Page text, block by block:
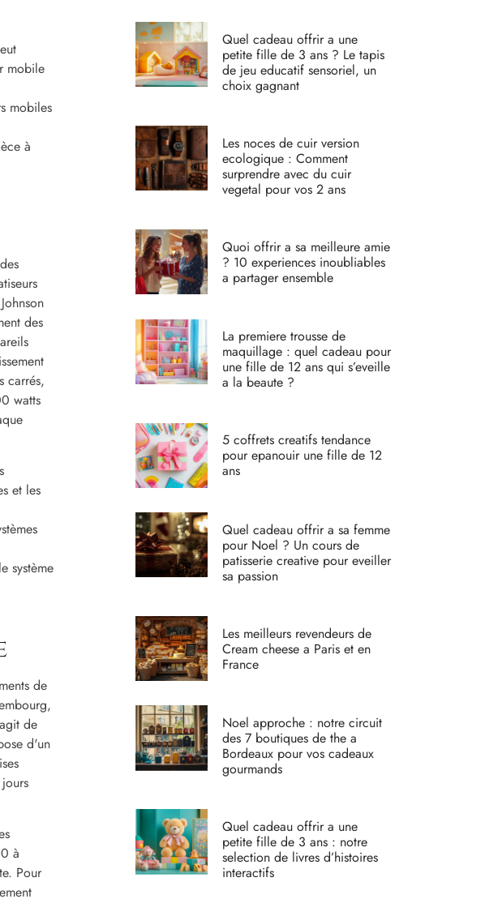
mobile
mobiles
à
des
carrés,
watts
et les
système
de
de
d'un
à
Pour
Quel cadeau offrir a une
petite fille de 3 ans ? Le tapis
de jeu educatif sensoriel, un
choix gagnant
Les noces de cuir version
ecologique : Comment
surprendre avec du cuir
vegetal pour vos 2 ans
Quoi offrir a sa meilleure amie
? 10 experiences inoubliables
a partager ensemble
La premiere trousse de
maquillage : quel cadeau pour
une fille de 12 ans qui s’eveille
a la beaute ?
5 coffrets creatifs tendance
pour epanouir une fille de 12
ans
Quel cadeau offrir a sa femme
pour Noel ? Un cours de
patisserie creative pour eveiller
sa passion
Les meilleurs revendeurs de
Cream cheese a Paris et en
France
Noel approche : notre circuit
des 7 boutiques de the a
Bordeaux pour vos cadeaux
gourmands
Quel cadeau offrir a une
petite fille de 3 ans : notre
selection de livres d’histoires
interactifs